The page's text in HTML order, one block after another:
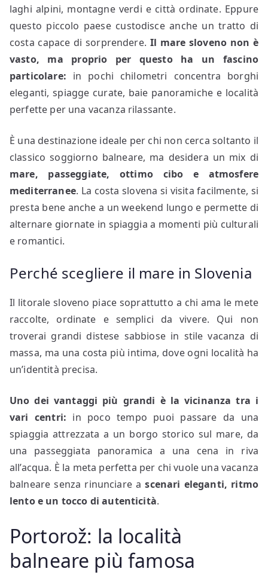
laghi alpini, montagne verdi e città ordinate. Eppure
questo piccolo paese custodisce anche un tratto di
costa capace di sorprendere. Il mare sloveno non è
vasto, ma proprio per questo ha un fascino
particolare: in pochi chilometri concentra borghi
eleganti, spiagge curate, baie panoramiche e località
perfette per una vacanza rilassante.
È una destinazione ideale per chi non cerca soltanto il
classico soggiorno balneare, ma desidera un mix di
mare, passeggiate, ottimo cibo e atmosfere
mediterranee. La costa slovena si visita facilmente, si
presta bene anche a un weekend lungo e permette di
alternare giornate in spiaggia a momenti più culturali
e romantici.
Perché scegliere il mare in Slovenia
Il litorale sloveno piace soprattutto a chi ama le mete
raccolte, ordinate e semplici da vivere. Qui non
troverai grandi distese sabbiose in stile vacanza di
massa, ma una costa più intima, dove ogni località ha
un’identità precisa.
Uno dei vantaggi più grandi è la vicinanza tra i
vari centri: in poco tempo puoi passare da una
spiaggia attrezzata a un borgo storico sul mare, da
una passeggiata panoramica a una cena in riva
all’acqua. È la meta perfetta per chi vuole una vacanza
balneare senza rinunciare ascenari eleganti, ritmo
lento e un tocco di autenticità.
Portorož: la località
balneare più famosa